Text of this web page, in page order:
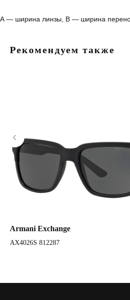
А — ширина линзы, B — ширина
Рекомендуем также
Armani Exchange
AX4026S 812287